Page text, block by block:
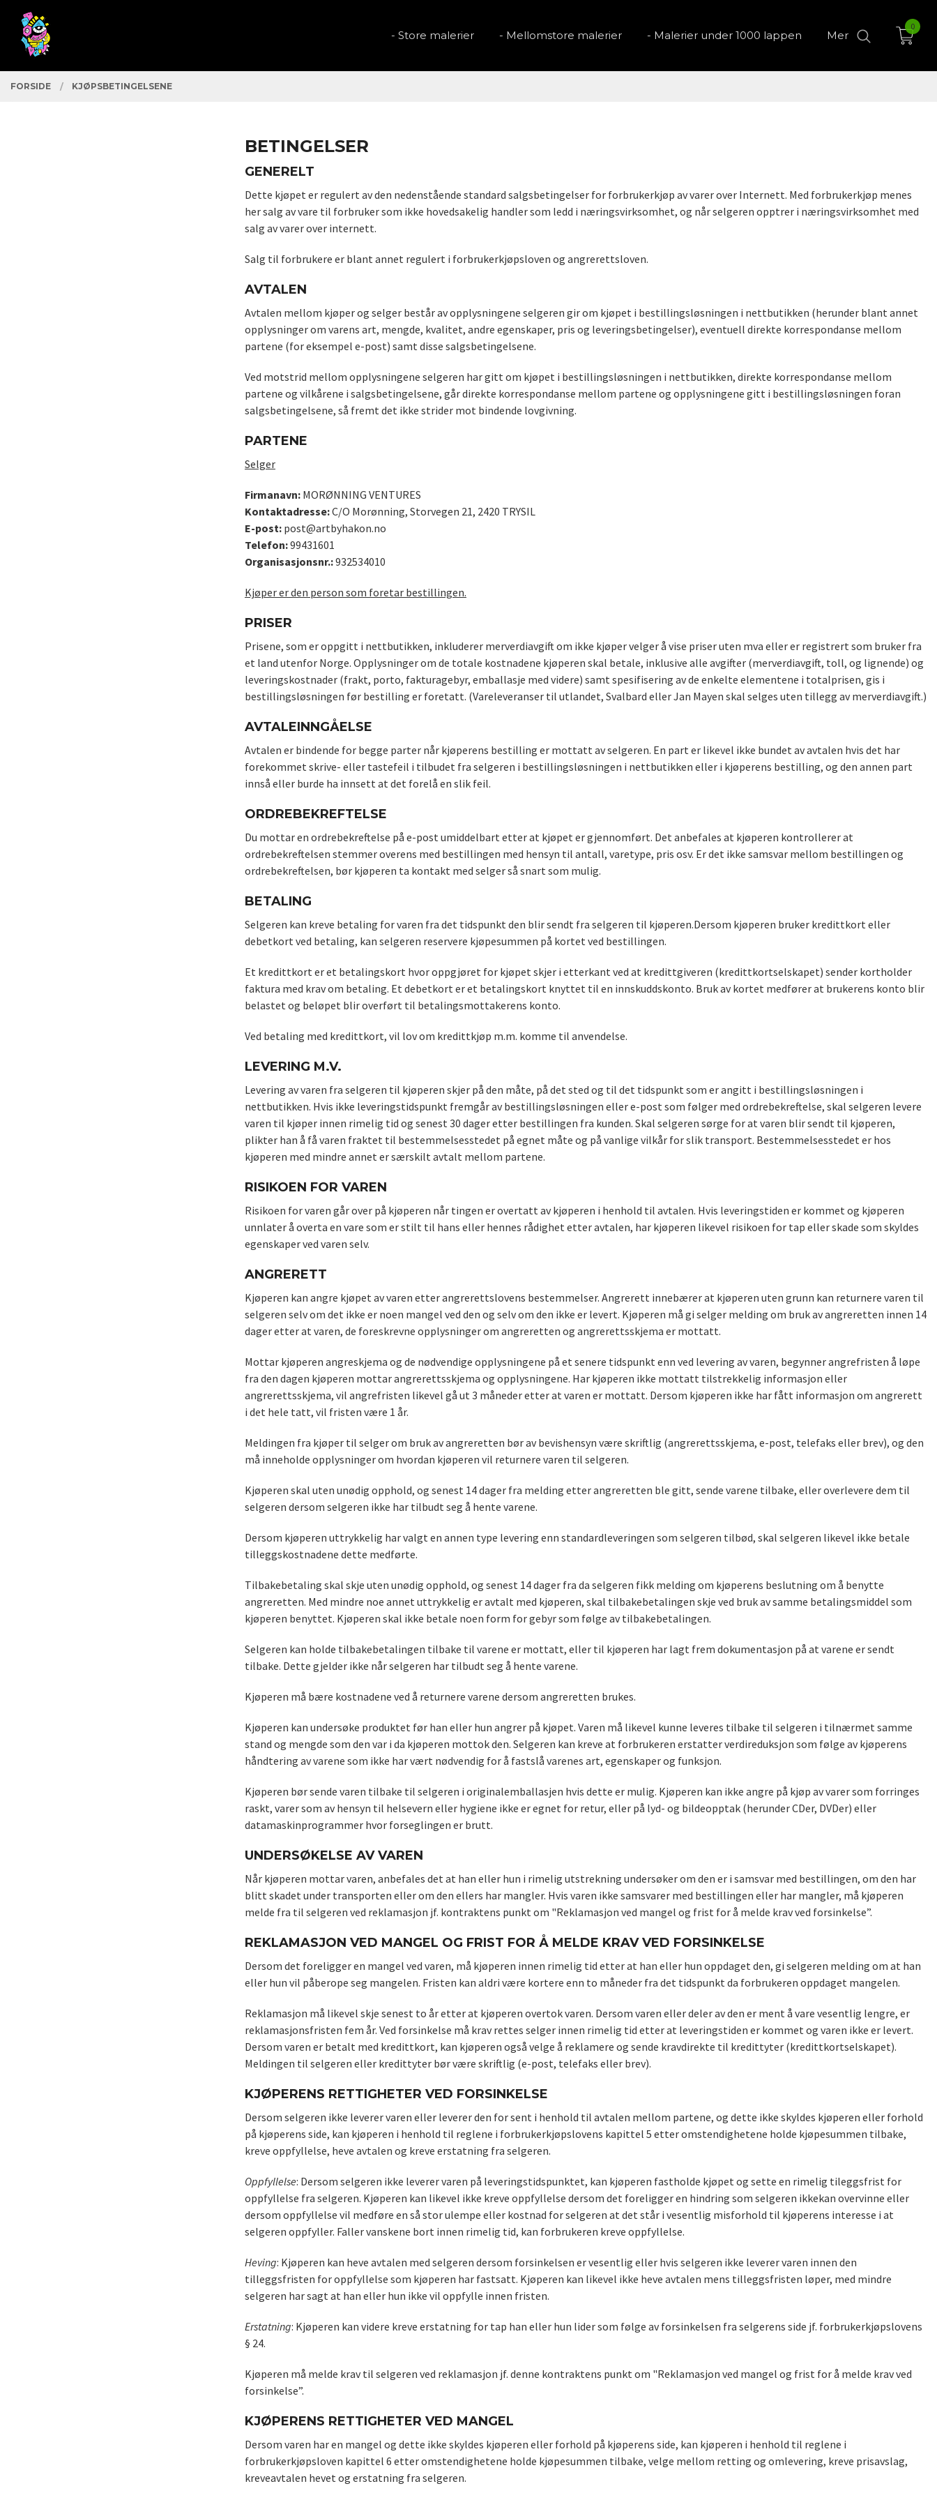
innholdet
PRODUKTER
- Store malerier - Mellomstore malerier - Malerier under 1000 lappen Mer
0
FORSIDE KJØPSBETINGELSENE
BETINGELSER
GENERELT
Dette kjøpet er regulert av den nedenstående standard salgsbetingelser for forbrukerkjøp av varer over Internett. Med forbrukerkjøp menes
her salg av vare til forbruker som ikke hovedsakelig handler som ledd i næringsvirksomhet, og når selgeren opptrer i næringsvirksomhet med
salg av varer over internett.
Salg til forbrukere er blant annet regulert i forbrukerkjøpsloven og angrerettsloven.
AVTALEN
Avtalen mellom kjøper og selger består av opplysningene selgeren gir om kjøpet i bestillingsløsningen i nettbutikken (herunder blant annet
opplysninger om varens art, mengde, kvalitet, andre egenskaper, pris og leveringsbetingelser), eventuell direkte korrespondanse mellom
partene (for eksempel e-post) samt disse salgsbetingelsene.
Ved motstrid mellom opplysningene selgeren har gitt om kjøpet i bestillingsløsningen i nettbutikken, direkte korrespondanse mellom
partene og vilkårene i salgsbetingelsene, går direkte korrespondanse mellom partene og opplysningene gitt i bestillingsløsningen foran
salgsbetingelsene, så fremt det ikke strider mot bindende lovgivning.
PARTENE
Selger
Firmanavn: MORØNNING VENTURES
Kontaktadresse:C/O Morønning, Storvegen 21, 2420 TRYSIL
E-post: post@artbyhakon.no
Telefon:99431601
Organisasjonsnr.:932534010
Kjøper er den person som foretar bestillingen.
PRISER
Prisene, som er oppgitt i nettbutikken, inkluderer merverdiavgift om ikke kjøper velger å vise priser uten mva eller er registrert som bruker fra
et land utenfor Norge. Opplysninger om de totale kostnadene kjøperen skal betale, inklusive alle avgifter (merverdiavgift, toll, og lignende) og
leveringskostnader (frakt, porto, fakturagebyr, emballasje med videre) samt spesifisering av de enkelte elementene i totalprisen, gis i
bestillingsløsningen før bestilling er foretatt. (Vareleveranser til utlandet, Svalbard eller Jan Mayen skal selges uten tillegg av merverdiavgift.)
AVTALEINNGÅELSE
Avtalen er bindende for begge parter når kjøperens bestilling er mottatt av selgeren. En part er likevel ikke bundet av avtalen hvis det har
forekommet skrive- eller tastefeil i tilbudet fra selgeren i bestillingsløsningen i nettbutikken eller i kjøperens bestilling, og den annen part
innså eller burde ha innsett at det forelå en slik feil.
ORDREBEKREFTELSE
Du mottar en ordrebekreftelse på e-post umiddelbart etter at kjøpet er gjennomført. Det anbefales at kjøperen kontrollerer at
ordrebekreftelsen stemmer overens med bestillingen med hensyn til antall, varetype, pris osv. Er det ikke samsvar mellom bestillingen og
ordrebekreftelsen, bør kjøperen ta kontakt med selger så snart som mulig.
BETALING
Selgeren kan kreve betaling for varen fra det tidspunkt den blir sendt fra selgeren til kjøperen.Dersom kjøperen bruker kredittkort eller
debetkort ved betaling, kan selgeren reservere kjøpesummen på kortet ved bestillingen.
Et kredittkort er et betalingskort hvor oppgjøret for kjøpet skjer i etterkant ved at kredittgiveren (kredittkortselskapet) sender kortholder
faktura med krav om betaling. Et debetkort er et betalingskort knyttet til en innskuddskonto. Bruk av kortet medfører at brukerens konto blir
belastet og beløpet blir overført til betalingsmottakerens konto.
Ved betaling med kredittkort, vil lov om kredittkjøp m.m. komme til anvendelse.
LEVERING M.V.
Levering av varen fra selgeren til kjøperen skjer på den måte, på det sted og til det tidspunkt som er angitt i bestillingsløsningen i
nettbutikken. Hvis ikke leveringstidspunkt fremgår av bestillingsløsningen eller e-post som følger med ordrebekreftelse, skal selgeren levere
varen til kjøper innen rimelig tid og senest 30 dager etter bestillingen fra kunden. Skal selgeren sørge for at varen blir sendt til kjøperen,
plikter han å få varen fraktet til bestemmelsesstedet på egnet måte og på vanlige vilkår for slik transport. Bestemmelsesstedet er hos
kjøperen med mindre annet er særskilt avtalt mellom partene.
RISIKOEN FOR VAREN
Risikoen for varen går over på kjøperen når tingen er overtatt av kjøperen i henhold til avtalen. Hvis leveringstiden er kommet og kjøperen
unnlater å overta en vare som er stilt til hans eller hennes rådighet etter avtalen, har kjøperen likevel risikoen for tap eller skade som skyldes
egenskaper ved varen selv.
ANGRERETT
Kjøperen kan angre kjøpet av varen etter angrerettslovens bestemmelser. Angrerett innebærer at kjøperen uten grunn kan returnere varen til
selgeren selv om det ikke er noen mangel ved den og selv om den ikke er levert. Kjøperen må gi selger melding om bruk av angreretten innen 14
dager etter at varen, de foreskrevne opplysninger om angreretten og angrerettsskjema er mottatt.
Mottar kjøperen angreskjema og de nødvendige opplysningene på et senere tidspunkt enn ved levering av varen, begynner angrefristen å løpe
fra den dagen kjøperen mottar angrerettsskjema og opplysningene. Har kjøperen ikke mottatt tilstrekkelig informasjon eller
angrerettsskjema, vil angrefristen likevel gå ut 3 måneder etter at varen er mottatt. Dersom kjøperen ikke har fått informasjon om angrerett
i det hele tatt, vil fristen være 1 år.
Meldingen fra kjøper til selger om bruk av angreretten bør av bevishensyn være skriftlig (angrerettsskjema, e-post, telefaks eller brev), og den
må inneholde opplysninger om hvordan kjøperen vil returnere varen til selgeren.
Kjøperen skal uten unødig opphold, og senest 14 dager fra melding etter angreretten ble gitt, sende varene tilbake, eller overlevere dem til
selgeren dersom selgeren ikke har tilbudt seg å hente varene.
Dersom kjøperen uttrykkelig har valgt en annen type levering enn standardleveringen som selgeren tilbød, skal selgeren likevel ikke betale
tilleggskostnadene dette medførte.
Tilbakebetaling skal skje uten unødig opphold, og senest 14 dager fra da selgeren fikk melding om kjøperens beslutning om å benytte
angreretten. Med mindre noe annet uttrykkelig er avtalt med kjøperen, skal tilbakebetalingen skje ved bruk av samme betalingsmiddel som
kjøperen benyttet. Kjøperen skal ikke betale noen form for gebyr som følge av tilbakebetalingen.
Selgeren kan holde tilbakebetalingen tilbake til varene er mottatt, eller til kjøperen har lagt frem dokumentasjon på at varene er sendt
tilbake. Dette gjelder ikke når selgeren har tilbudt seg å hente varene.
Kjøperen må bære kostnadene ved å returnere varene dersom angreretten brukes.
Kjøperen kan undersøke produktet før han eller hun angrer på kjøpet. Varen må likevel kunne leveres tilbake til selgeren i tilnærmet samme
stand og mengde som den var i da kjøperen mottok den. Selgeren kan kreve at forbrukeren erstatter verdireduksjon som følge av kjøperens
håndtering av varene som ikke har vært nødvendig for å fastslå varenes art, egenskaper og funksjon.
Kjøperen bør sende varen tilbake til selgeren i originalemballasjen hvis dette er mulig. Kjøperen kan ikke angre på kjøp av varer som forringes
raskt, varer som av hensyn til helsevern eller hygiene ikke er egnet for retur, eller på lyd- og bildeopptak (herunder CDer, DVDer) eller
datamaskinprogrammer hvor forseglingen er brutt.
UNDERSØKELSE AV VAREN
Når kjøperen mottar varen, anbefales det at han eller hun i rimelig utstrekning undersøker om den er i samsvar med bestillingen, om den har
blitt skadet under transporten eller om den ellers har mangler. Hvis varen ikke samsvarer med bestillingen eller har mangler, må kjøperen
melde fra til selgeren ved reklamasjon jf. kontraktens punkt om "Reklamasjon ved mangel og frist for å melde krav ved forsinkelse”.
REKLAMASJON VED MANGEL OG FRIST FOR Å MELDE KRAV VED FORSINKELSE
Dersom det foreligger en mangel ved varen, må kjøperen innen rimelig tid etter at han eller hun oppdaget den, gi selgeren melding om at han
eller hun vil påberope seg mangelen. Fristen kan aldri være kortere enn to måneder fra det tidspunkt da forbrukeren oppdaget mangelen.
Reklamasjon må likevel skje senest to år etter at kjøperen overtok varen. Dersom varen eller deler av den er ment å vare vesentlig lengre, er
reklamasjonsfristen fem år. Ved forsinkelse må krav rettes selger innen rimelig tid etter at leveringstiden er kommet og varen ikke er levert.
Dersom varen er betalt med kredittkort, kan kjøperen også velge å reklamere og sende kravdirekte til kredittyter (kredittkortselskapet).
Meldingen til selgeren eller kredittyter bør være skriftlig (e-post, telefaks eller brev).
KJØPERENS RETTIGHETER VED FORSINKELSE
Dersom selgeren ikke leverer varen eller leverer den for sent i henhold til avtalen mellom partene, og dette ikke skyldes kjøperen eller forhold
på kjøperens side, kan kjøperen i henhold til reglene i forbrukerkjøpslovens kapittel 5 etter omstendighetene holde kjøpesummen tilbake,
kreve oppfyllelse, heve avtalen og kreve erstatning fra selgeren.
Oppfyllelse: Dersom selgeren ikke leverer varen på leveringstidspunktet, kan kjøperen fastholde kjøpet og sette en rimelig tileggsfrist for
oppfyllelse fra selgeren. Kjøperen kan likevel ikke kreve oppfyllelse dersom det foreligger en hindring som selgeren ikkekan overvinne eller
dersom oppfyllelse vil medføre en så stor ulempe eller kostnad for selgeren at det står i vesentlig misforhold til kjøperens interesse i at
selgeren oppfyller. Faller vanskene bort innen rimelig tid, kan forbrukeren kreve oppfyllelse.
Heving: Kjøperen kan heve avtalen med selgeren dersom forsinkelsen er vesentlig eller hvis selgeren ikke leverer varen innen den
tilleggsfristen for oppfyllelse som kjøperen har fastsatt. Kjøperen kan likevel ikke heve avtalen mens tilleggsfristen løper, med mindre
selgeren har sagt at han eller hun ikke vil oppfylle innen fristen.
Erstatning: Kjøperen kan videre kreve erstatning for tap han eller hun lider som følge av forsinkelsen fra selgerens side jf. forbrukerkjøpslovens
§ 24.
Kjøperen må melde krav til selgeren ved reklamasjon jf. denne kontraktens punkt om "Reklamasjon ved mangel og frist for å melde krav ved
forsinkelse”.
KJØPERENS RETTIGHETER VED MANGEL
Dersom varen har en mangel og dette ikke skyldes kjøperen eller forhold på kjøperens side, kan kjøperen i henhold til reglene i
forbrukerkjøpsloven kapittel 6 etter omstendighetene holde kjøpesummen tilbake, velge mellom retting og omlevering, kreve prisavslag,
kreveavtalen hevet og erstatning fra selgeren.